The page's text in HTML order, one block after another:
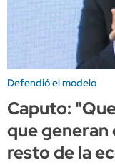
Defendió el modelo
Caputo:
que generan
resto de la